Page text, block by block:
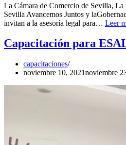
La Cámara de Comercio de Sevilla,
Sevilla Avancemos Juntos y
invitan a la asesoría legal para… Leer
Capacitación para
capacitaciones
noviembre 10, 2021noviembre